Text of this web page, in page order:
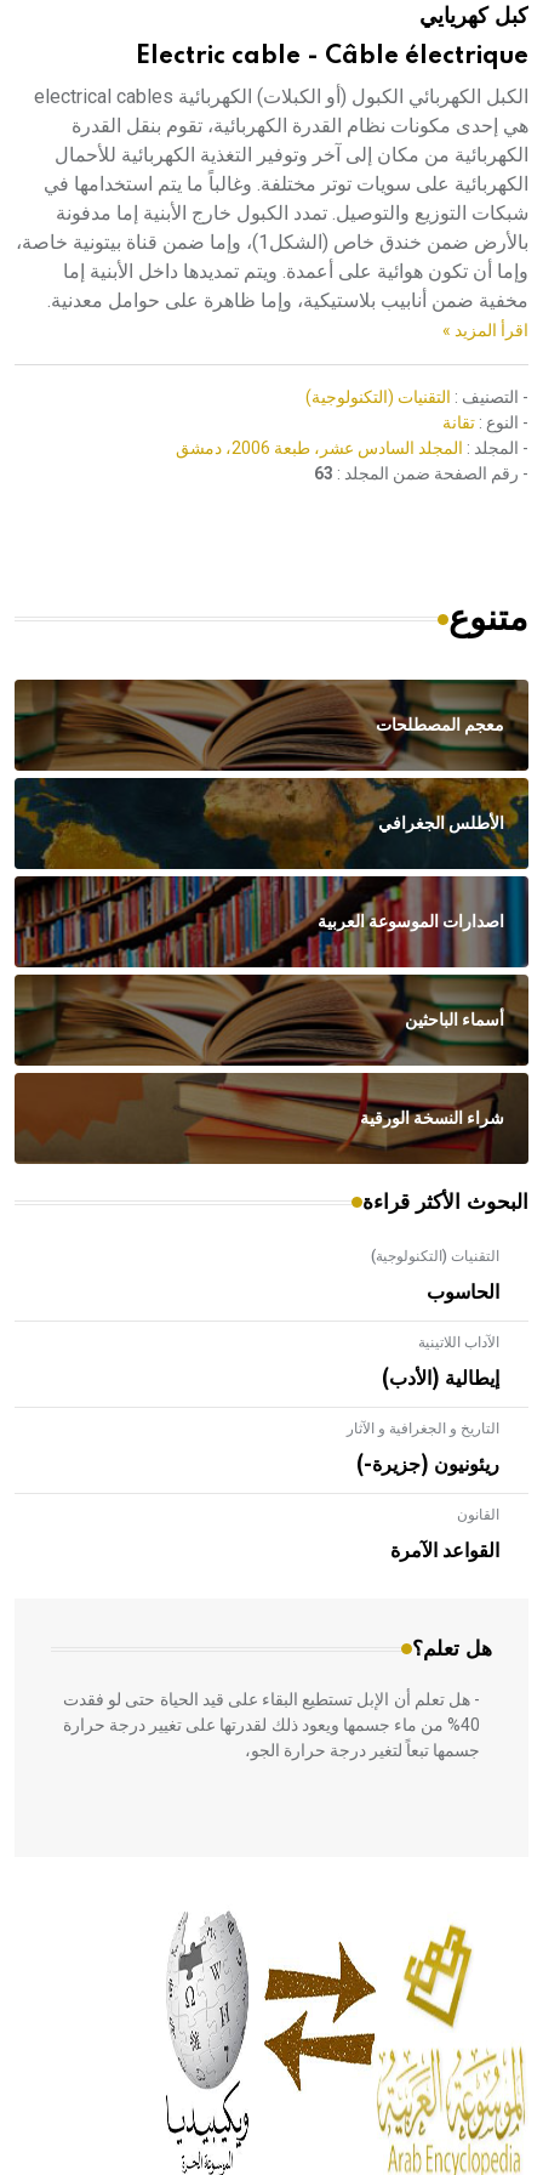
هيئة الموسوعة العربية تطلق موسوعات جديدة في عام 2026كبل كهريايي
Electric cable - Câble électrique
الكبل الكهربائي الكبول (أو الكبلات) الكهربائية electrical cables
هي إحدى مكونات نظام القدرة الكهربائية، تقوم بنقل القدرة
الكهربائية من مكان إلى آخر وتوفير التغذية الكهربائية للأحمال
الكهربائية على سويات توتر مختلفة. وغالباً ما يتم استخدامها في
شبكات التوزيع والتوصيل. تمدد الكبول خارج الأبنية إما مدفونة
بالأرض ضمن خندق خاص (الشكل1)، وإما ضمن قناة بيتونية خاصة،
وإما أن تكون هوائية على أعمدة. ويتم تمديدها داخل الأبنية إما
مخفية ضمن أنابيب بلاستيكية، وإما ظاهرة على حوامل معدنية.
اقرأ المزيد »
- التصنيف : التقنيات (التكنولوجية)
- النوع : تقانة
- المجلد : المجلد السادس عشر، طبعة 2006، دمشق
- رقم الصفحة ضمن المجلد : 63
متنوع
معجم المصطلحات
الأطلس الجغرافي
اصدارات الموسوعة العربية
أسماء الباحثين
شراء النسخة الورقية
البحوث الأكثر قراءة
التقنيات (التكنولوجية)
الحاسوب
الآداب اللاتينية
إيطالية (الأدب)
التاريخ و الجغرافية و الآثار
ريئونيون (جزيرة-)
القانون
القواعد الآمرة
هل تعلم؟
- هل تعلم أن الأبلق نوع من الفنون الهندسية التي ارتبطت
بالعمارة الإسلامية في بلاد الشام ومصر خاصة، حيث يحرص
المعمار على بناء مداميكه وخاصة في الواجهات
- هل تعلم أن الإبل تستطيع البقاء على قيد الحياة حتى لو فقدت
40% من ماء جسمها ويعود ذلك لقدرتها على تغيير درجة حرارة
جسمها تبعاً لتغير درجة حرارة الجو،
الحكم، الأدلة، تنظيم التغذية، ورسالته في جروح الرأس. ويعود
له الفضل بأنه حرر الطب من الدين والفلسفة.
- هل تعلم أن المرجان إفراز حيواني يتكون في البحر ويتركب
من مادة كربونات الكلسيوم، وهو أحمر أو شديد الحمرة وهو
أجود أنواعه، ويمتاز بكبر الحجم ويسمى الش